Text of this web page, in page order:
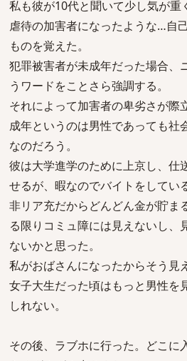
私も彼が10代と聞いて少し気が
虐待の加害者になったような…自
ものを覚えた。
犯罪被害者が未成年だった場合、
うワードをことさら強調する。
それによって加害者の卑劣さが際
成年というのは男性であっても社
なのだろう。
彼は大学進学のために上京し、仕
せるが、暇なのでバイトをしてい
非リア充だからどんどん金が貯ま
る限りコミュ障には見えないし、
ないかと思った。
私がおばさんになったからそう見
女子大生だった頃はもっと男性を
しれない。
その後、ラブホに行った。どこに